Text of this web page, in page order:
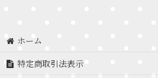
ホーム
特定商取引法表示